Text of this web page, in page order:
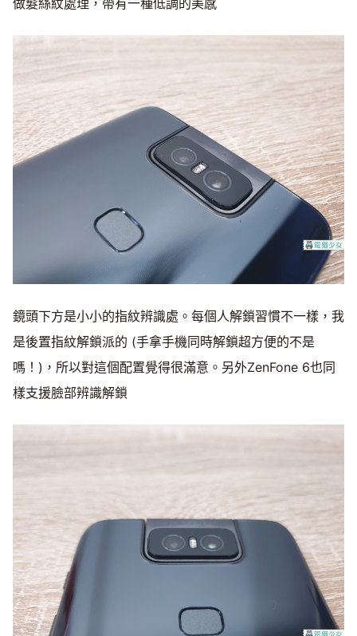
鏡頭下方是小小的指紋辨識處。每個人解鎖習慣不一樣，我
是後置指紋解鎖派的 (手拿手機同時解鎖超方便的不是
嗎！)，所以對這個配置覺得很滿意。另外ZenFone 6也同
樣支援臉部辨識解鎖